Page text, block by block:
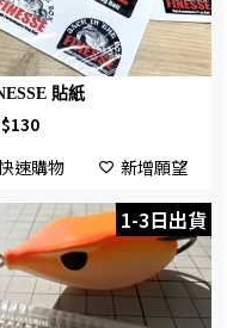
貼紙
130
速購物
新增願望
1-3日出貨